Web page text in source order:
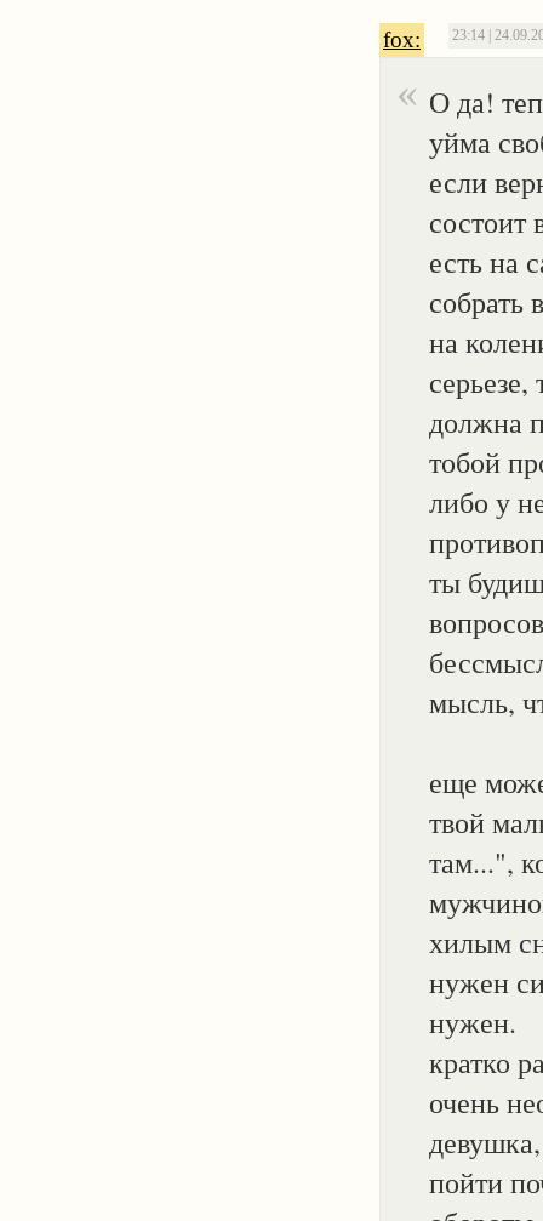
fox: 23:14 |
О да!
уйма
если
состоит
есть на
собрать
на
должна
тобой
либо у
ты
мысль,
еще
твой
там...",
хилым
нужен
нужен.
кратко
очень
пойти